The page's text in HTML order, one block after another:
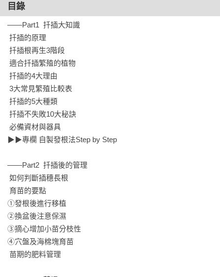
3. 書末提供300個植物扦插對照表，方便查詢使用。
4. 增加各種植物的漂亮情境圖，作為居家佈置花草的靈感參
考。
目錄
——Part1  扦插大知識
▶▶專欄 自製發根法Step by Step
——Part2  扦插後的管理
①發根後進行移植
②換盆後注意保濕
③摘心增加小苗分枝性
④穴盤及海棉塊育苗